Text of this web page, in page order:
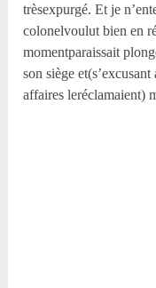
trèsexpurgé. Et je
colonelvoulut bien en
momentparaissait
son siège
affaires leréclamaient)